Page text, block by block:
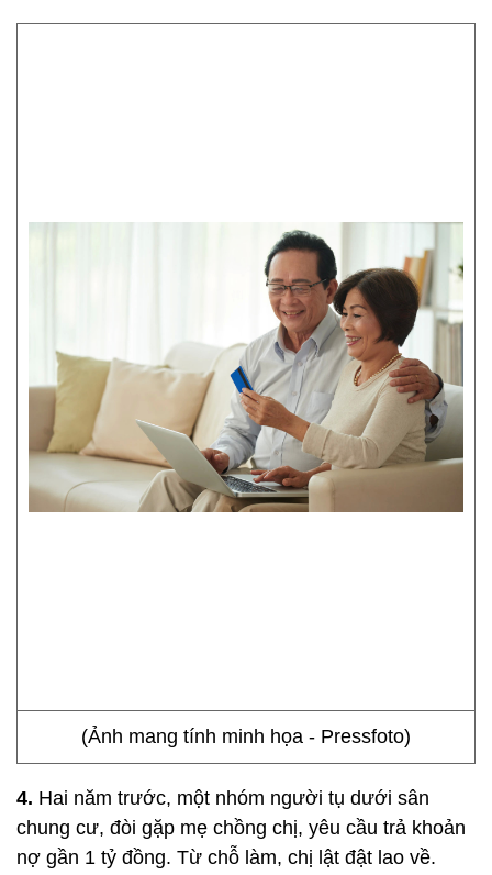
(Ảnh mang tính minh họa - Pressfoto)
4. Hai năm trước, một nhóm người tụ dưới sân
chung cư, đòi gặp mẹ chồng chị, yêu cầu trả khoản
nợ gần 1 tỷ đồng. Từ chỗ làm, chị lật đật lao về.